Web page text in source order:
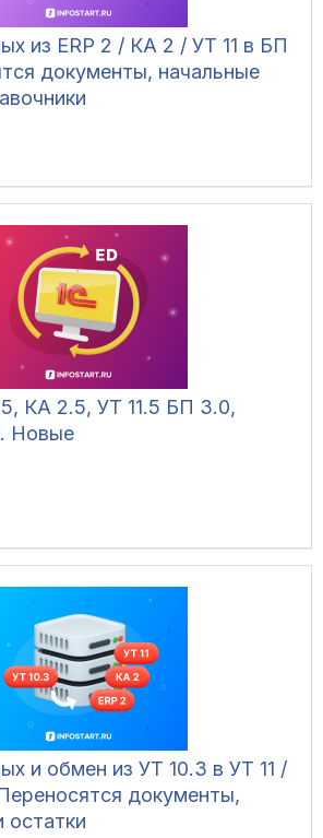
из ERP 2 / КА 2 / УТ 11 в БП
документы, начальные
КА 2.5, УТ 11.5 БП 3.0,
Новые
и обмен из УТ 10.3 в УТ 11 /
документы,
остатки